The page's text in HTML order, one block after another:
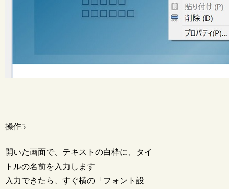
操作5
開いた画面で、テキストの白枠に、タイ
トルの名前を入力します
入力できたら、すぐ横の「フォント設